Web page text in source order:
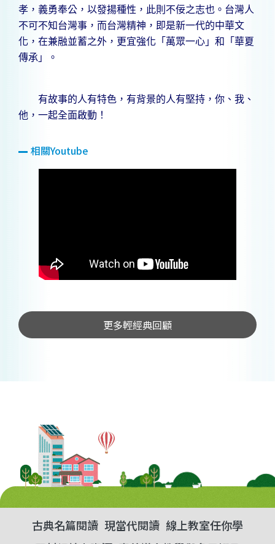
孝，義勇奉公，以發揚種性，此則不佞之志也。台灣人
不可不知台灣事，而台灣精神，即是新一代的中華文
化，在兼融並蓄之外，更宜強化「萬眾一心」和「華夏
傳承」。
有故事的人有特色，有背景的人有堅持，你、我、
他，一起全面啟動！
相關Youtube
更多輕經典回顧
古典名篇閱讀 現當代閱讀 線上教室任你學